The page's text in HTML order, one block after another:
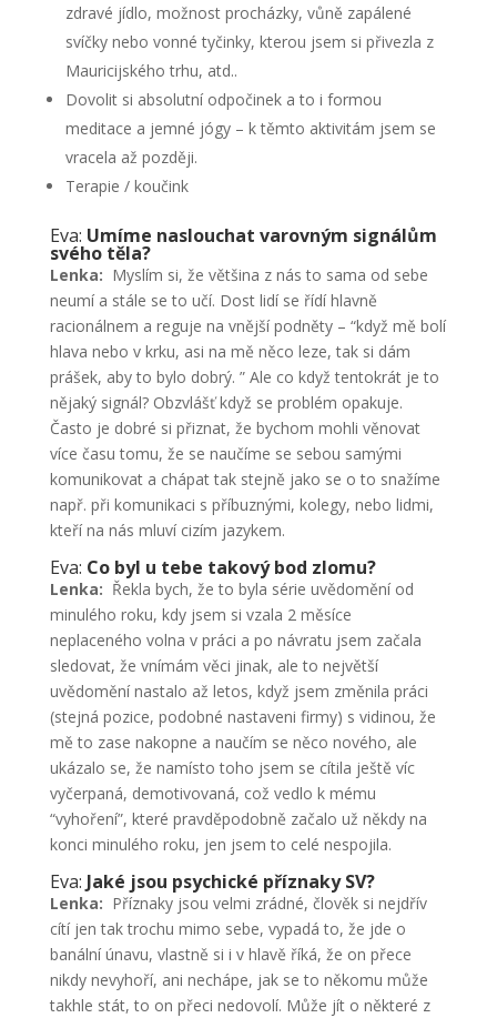
zdravé jídlo, možnost procházky, vůně zapálené
svíčky nebo vonné tyčinky, kterou jsem si přivezla z
Mauricijského trhu, atd..
Dovolit si absolutní odpočinek a to i formou
meditace a jemné jógy – k těmto aktivitám jsem se
vracela až později.
Terapie / koučink
Eva: Umíme naslouchat varovným signálům
svého těla?
Lenka: Myslím si, že většina z nás to sama od sebe
neumí a stále se to učí. Dost lidí se řídí hlavně
racionálnem a reguje na vnější podněty – “když mě bolí
hlava nebo v krku, asi na mě něco leze, tak si dám
prášek, aby to bylo dobrý. ” Ale co když tentokrát je to
nějaký signál? Obzvlášť když se problém opakuje.
Často je dobré si přiznat, že bychom mohli věnovat
více času tomu, že se naučíme se sebou samými
komunikovat a chápat tak stejně jako se o to snažíme
např. při komunikaci s příbuznými, kolegy, nebo lidmi,
kteří na nás mluví cizím jazykem.
Eva: Co byl u tebe takový bod zlomu?
Lenka: Řekla bych, že to byla série uvědomění od
minulého roku, kdy jsem si vzala 2 měsíce
neplaceného volna v práci a po návratu jsem začala
sledovat, že vnímám věci jinak, ale to největší
uvědomění nastalo až letos, když jsem změnila práci
(stejná pozice, podobné nastaveni firmy) s vidinou, že
mě to zase nakopne a naučím se něco nového, ale
ukázalo se, že namísto toho jsem se cítila ještě víc
vyčerpaná, demotivovaná, což vedlo k mému
“vyhoření”, které pravděpodobně začalo už někdy na
konci minulého roku, jen jsem to celé nespojila.
Eva: Jaké jsou psychické příznaky SV?
Lenka: Příznaky jsou velmi zrádné, člověk si nejdřív
cítí jen tak trochu mimo sebe, vypadá to, že jde o
banální únavu, vlastně si i v hlavě říká, že on přece
nikdy nevyhoří, ani nechápe, jak se to někomu může
takhle stát, to on přeci nedovolí. Může jít o některé z